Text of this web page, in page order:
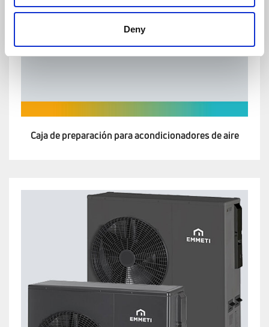
Deny
Caja de preparación para acondicionadores de aire